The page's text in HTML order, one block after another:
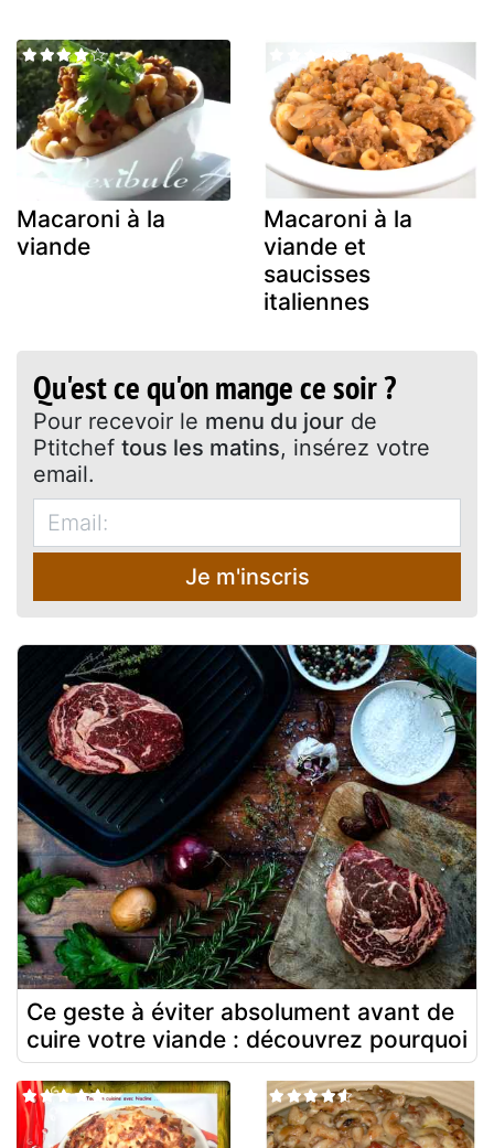
Macaroni à la
viande
Macaroni à la
viande et
saucisses
italiennes
Qu'est ce qu'on mange ce soir ?
Pour recevoir le menu du jour de
Ptitchef tous les matins, insérez votre
email.
Je m'inscris
Ce geste à éviter absolument avant de
cuire votre viande : découvrez pourquoi